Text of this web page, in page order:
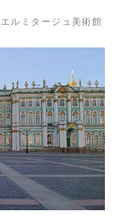
ルミタージュ美術館